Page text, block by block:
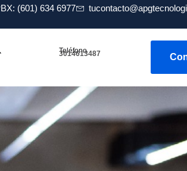
(601) 634 6977
Teléfono
3014613487